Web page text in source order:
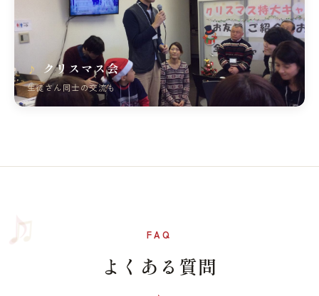
クリスマス会
生徒さん同士の交流も
♫ FAQ
よくある質問